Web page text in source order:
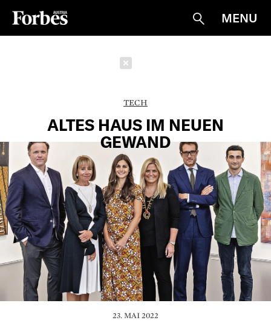
Suche
MENU
TECH
ALTES HAUS IM NEUEN
GEWAND
23. MAI 2022